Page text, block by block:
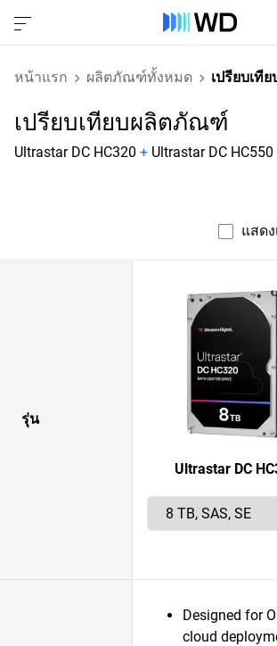
หน้าแรก ผลิตภัณฑ์ทั้งหมด เปรียบเที
เปรียบเทียบผลิตภัณฑ์
Ultrastar DC HC320 + Ultrastar DC HC550
แสด
รุ่น
Ultrastar DC
Designed for
cloud